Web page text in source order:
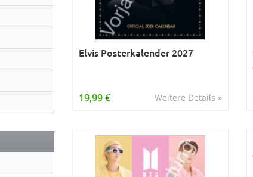
Elvis Posterkalender 2027
Weitere Details »
19,99 €